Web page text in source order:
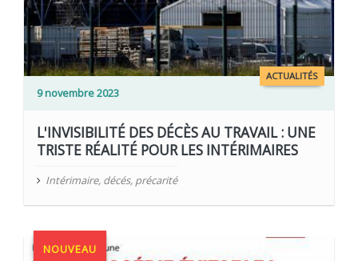
ACTUALITÉS
9 novembre 2023
L'INVISIBILITÉ DES DÉCÈS AU TRAVAIL : UNE
TRISTE RÉALITÉ POUR LES INTÉRIMAIRES
Intérimaire, décés, précarité
NOUVEAU